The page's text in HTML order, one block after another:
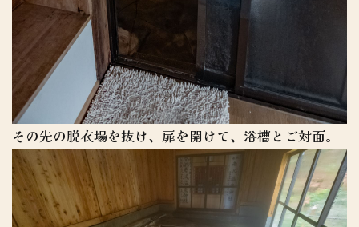
その先の脱衣場を抜け、扉を開けて、浴槽とご対面。